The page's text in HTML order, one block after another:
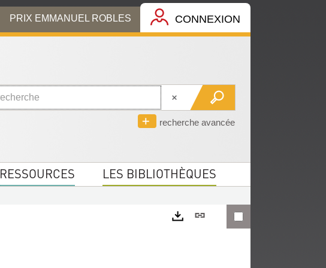
PRIX EMMANUEL ROBLES CONNEXION
recherche avancée
RESSOURCES LES BIBLIOTHÈQUES
Lien